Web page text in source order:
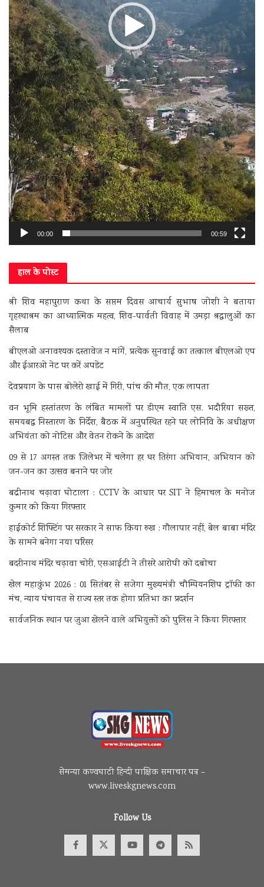
00:00 00:59
हाल के पोस्ट
श्री शिव महापुराण कथा के सप्तम दिवस आचार्य सुभाष जोशी ने बताया
गृहस्थाश्रम का आध्यात्मिक महत्व, शिव-पार्वती विवाह में उमड़ा श्रद्धालुओं का
सैलाब
बीएलओ अनावश्यक दस्तावेज न मांगें, प्रत्येक सुनवाई का तत्काल बीएलओ एप
और ईआरओ नेट पर करें अपडेट
देवप्रयाग के पास बोलेरो खाई में गिरी, पांच की मौत, एक लापता
वन भूमि हस्तांतरण के लंबित मामलों पर डीएम स्वाति एस. भदौरिया सख्त,
समयबद्ध निस्तारण के निर्देश, बैठक में अनुपस्थित रहने पर लोनिवि के अधीक्षण
अभियंता को नोटिस और वेतन रोकने के आदेश
09 से 17 अगस्त तक जिलेभर में चलेगा हर घर तिरंगा अभियान, अभियान को
जन-जन का उत्सव बनाने पर जोर
बद्रीनाथ चढ़ावा घोटाला : CCTV के आधार पर SIT ने हिमाचल के मनोज
कुमार को किया गिरफ्तार
हाईकोर्ट शिफ्टिंग पर सरकार ने साफ किया रुख : गौलापार नहीं, बेल बाबा मंदिर
के सामने बनेगा नया परिसर
बदरीनाथ मंदिर चढ़ावा चोरी, एसआईटी ने तीसरे आरोपी को दबोचा
खेल महाकुंभ 2026 : 01 सितंबर से सजेगा मुख्यमंत्री चौम्पियनशिप ट्रॉफी का
मंच, न्याय पंचायत से राज्य स्तर तक होगा प्रतिभा का प्रदर्शन
सार्वजनिक स्थान पर जुआ खेलने वाले अभियुक्तों को पुलिस ने किया गिरफ्तार
सेमन्या कण्वघाटी हिन्दी पाक्षिक समाचार पत्र –
www.liveskgnews.com
Follow Us